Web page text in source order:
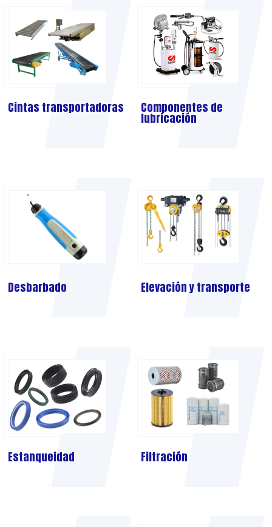
Cintas transportadoras Componentes de
lubricación
Desbarbado Elevación y transporte
Estanqueidad Filtración